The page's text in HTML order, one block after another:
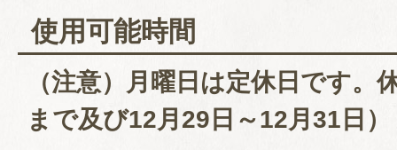
使用可能時間
（注意）月曜日は定休日です。
まで及び12月29日～12月31日）